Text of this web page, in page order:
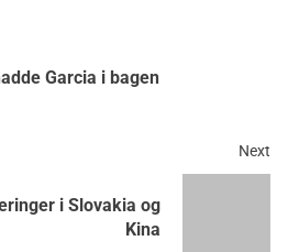
Garcia i bagen
Next
i Slovakia og
Kina